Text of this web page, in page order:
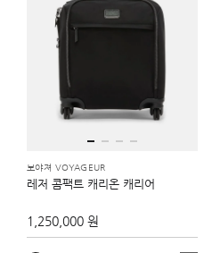
보야져 VOYAGEUR
레저 콤팩트 캐리온 캐리어
1,250,000 원